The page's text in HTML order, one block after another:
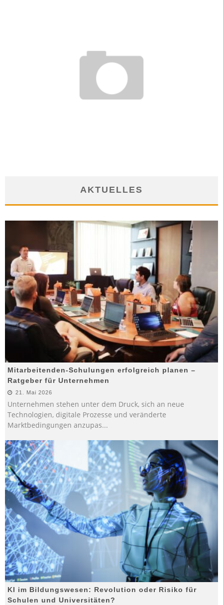
AKTUELLES
Mitarbeitenden-Schulungen erfolgreich planen –
Ratgeber für Unternehmen
21. Mai 2026
Unternehmen stehen unter dem Druck, sich an neue
Technologien, digitale Prozesse und veränderte
Marktbedingungen anzupas...
KI im Bildungswesen: Revolution oder Risiko für
Schulen und Universitäten?